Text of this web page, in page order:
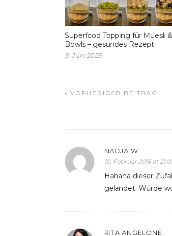
Superfood Topping für Müesli &
Bowls – gesundes Rezept
5. Juni 2025
VORHERIGER BEITRAG
NADJA W.
10. Februar 2015 at 21:01
Hahaha dieser
gelandet. Würde
RITA ANGELONE